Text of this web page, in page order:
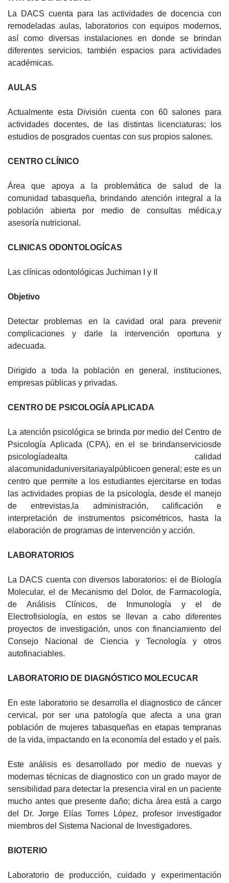
La DACS cuenta para las actividades de docencia con
remodeladas aulas, laboratorios con equipos modernos,
así como diversas instalaciones en donde se brindan
diferentes servicios, también espacios para actividades
académicas.
AULAS
Actualmente esta División cuenta con 60 salones para
actividades docentes, de las distintas licenciaturas; los
estudios de posgrados cuentas con sus propios salones.
CENTRO CLÍNICO
Área que apoya a la problemática de salud de la
comunidad tabasqueña, brindando atención integral a la
población abierta por medio de consultas médica,y
asesoría nutricional.
CLINICAS ODONTOLOGÍCAS
Las clínicas odontológicas Juchiman I y II
Objetivo
Detectar problemas en la cavidad oral para prevenir
complicaciones y darle la intervención oportuna y
adecuada.
Dirigido a toda la población en general, instituciones,
empresas públicas y privadas.
CENTRO DE PSICOLOGÍA APLICADA
La atención psicológica se brinda por medio del Centro de
Psicología Aplicada (CPA), en el se brindanserviciosde
psicologíadealta calidad
alacomunidaduniversitariayalpúblicoen general; este es un
centro que permite a los estudiantes ejercitarse en todas
las actividades propias de la psicología, desde el manejo
de entrevistas,la administración, calificación e
interpretación de instrumentos psicométricos, hasta la
elaboración de programas de intervención y acción.
LABORATORIOS
La DACS cuenta con diversos laboratorios: el de Biología
Molecular, el de Mecanismo del Dolor, de Farmacología,
de Análisis Clínicos, de Inmunología y el de
Electrofisiología, en estos se llevan a cabo diferentes
proyectos de investigación, unos con financiamiento del
Consejo Nacional de Ciencia y Tecnología y otros
autofinaciables.
LABORATORIO DE DIAGNÓSTICO MOLECUCAR
En este laboratorio se desarrolla el diagnostico de cáncer
cervical, por ser una patología que afecta a una gran
población de mujeres tabasqueñas en etapas tempranas
de la vida, impactando en la economía del estado y el país.
Este análisis es desarrollado por medio de nuevas y
modernas técnicas de diagnostico con un grado mayor de
sensibilidad para detectar la presencia viral en un paciente
mucho antes que presente daño; dicha área está a cargo
del Dr. Jorge Elías Torres López, profesor investigador
miembros del Sistema Nacional de Investigadores.
BIOTERIO
Laboratorio de producción, cuidado y experimentación